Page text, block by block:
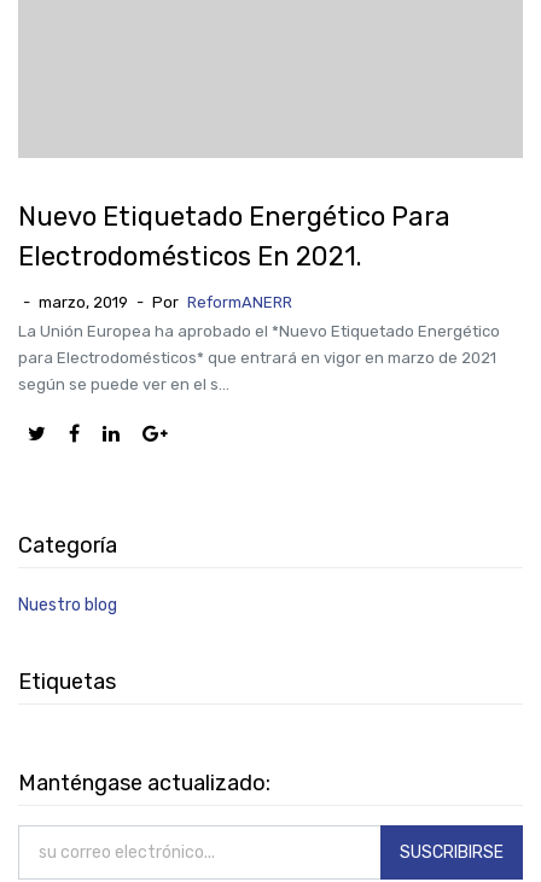
Nuevo Etiquetado Energético Para
Electrodomésticos En 2021.
- marzo, 2019 - Por ReformANERR
La Unión Europea ha aprobado el *Nuevo Etiquetado Energético
para Electrodomésticos* que entrará en vigor en marzo de 2021
según se puede ver en el s...
Categoría
Nuestro blog
Etiquetas
Manténgase actualizado:
SUSCRIBIRSE